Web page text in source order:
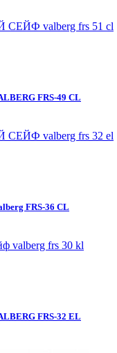
FRS-49 CL
FRS-36 СL
FRS-32 EL